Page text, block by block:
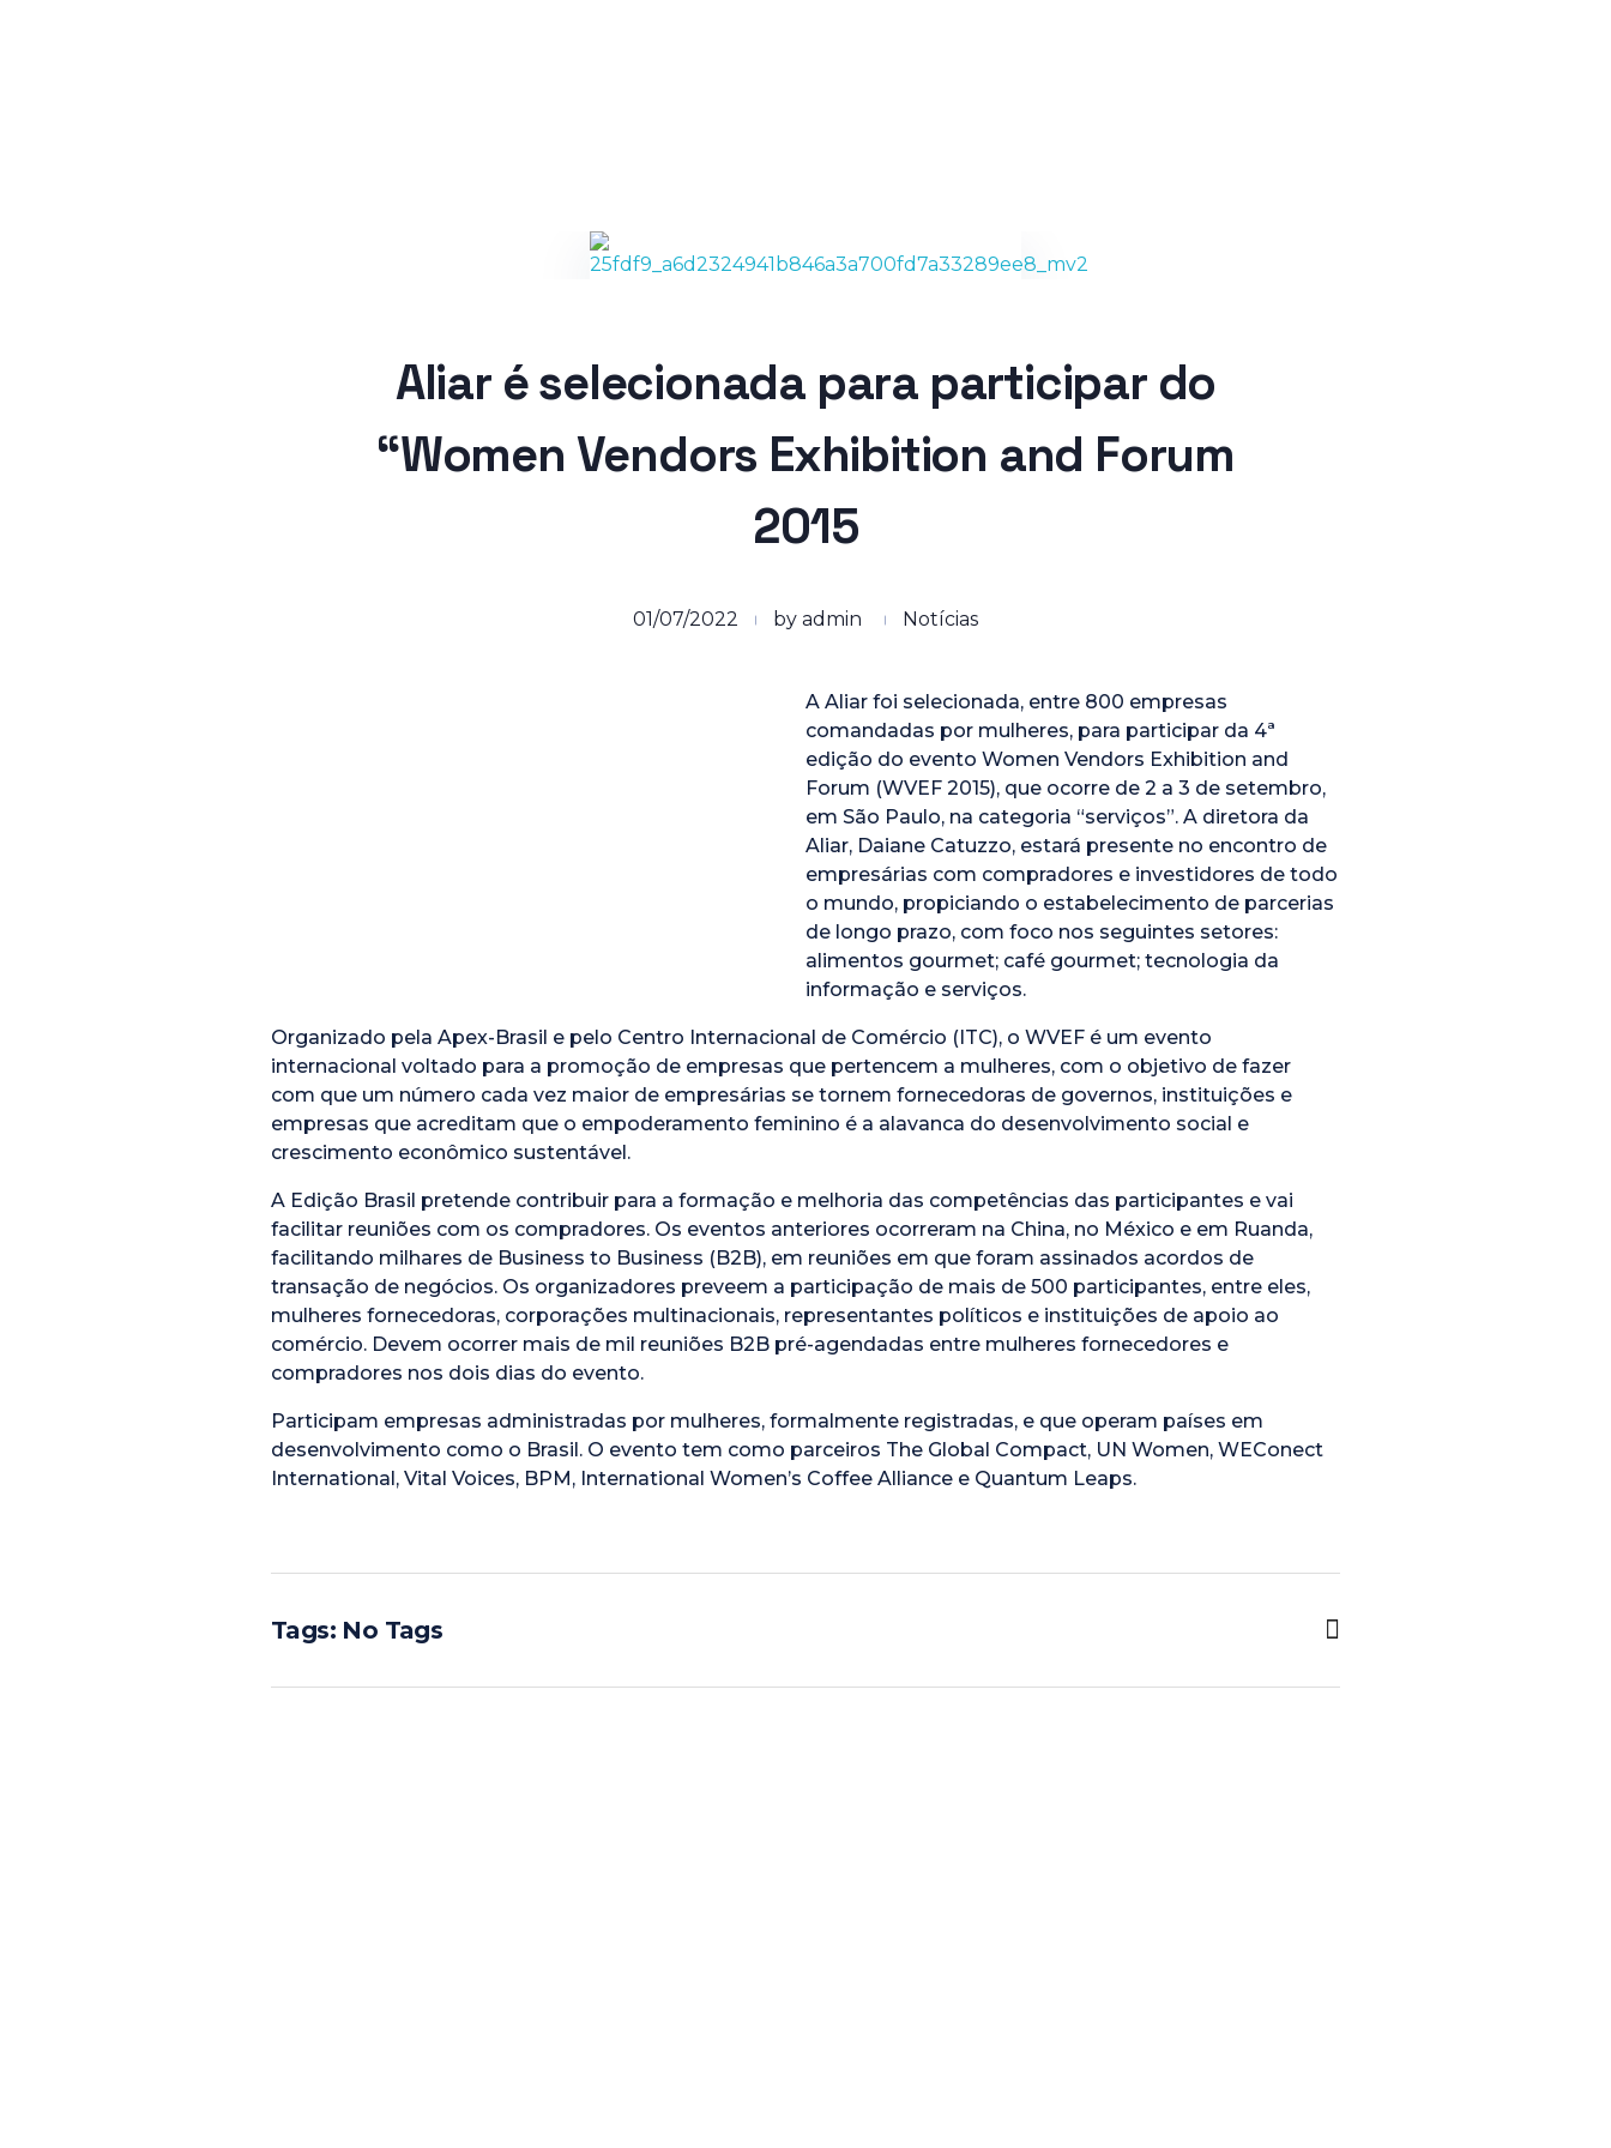
Aliar é selecionada para participar do
“Women Vendors Exhibition and Forum
2015
01/07/2022 by admin Notícias
A Aliar foi selecionada, entre 800 empresas
comandadas por mulheres, para participar da 4ª
edição do evento Women Vendors Exhibition and
Forum (WVEF 2015), que ocorre de 2 a 3 de setembro,
em São Paulo, na categoria “serviços”. A diretora da
Aliar, Daiane Catuzzo, estará presente no encontro de
empresárias com compradores e investidores de todo
o mundo, propiciando o estabelecimento de parcerias
de longo prazo, com foco nos seguintes setores:
alimentos gourmet; café gourmet; tecnologia da
informação e serviços.
Organizado pela Apex-Brasil e pelo Centro Internacional de Comércio (ITC), o WVEF é um evento
internacional voltado para a promoção de empresas que pertencem a mulheres, com o objetivo de fazer
com que um número cada vez maior de empresárias se tornem fornecedoras de governos, instituições e
empresas que acreditam que o empoderamento feminino é a alavanca do desenvolvimento social e
crescimento econômico sustentável.
A Edição Brasil pretende contribuir para a formação e melhoria das competências das participantes e vai
facilitar reuniões com os compradores. Os eventos anteriores ocorreram na China, no México e em Ruanda,
facilitando milhares de Business to Business (B2B), em reuniões em que foram assinados acordos de
transação de negócios. Os organizadores preveem a participação de mais de 500 participantes, entre eles,
mulheres fornecedoras, corporações multinacionais, representantes políticos e instituições de apoio ao
comércio. Devem ocorrer mais de mil reuniões B2B pré-agendadas entre mulheres fornecedores e
compradores nos dois dias do evento.
Participam empresas administradas por mulheres, formalmente registradas, e que operam países em
desenvolvimento como o Brasil. O evento tem como parceiros The Global Compact, UN Women, WEConect
International, Vital Voices, BPM, International Women’s Coffee Alliance e Quantum Leaps.
Tags: No Tags